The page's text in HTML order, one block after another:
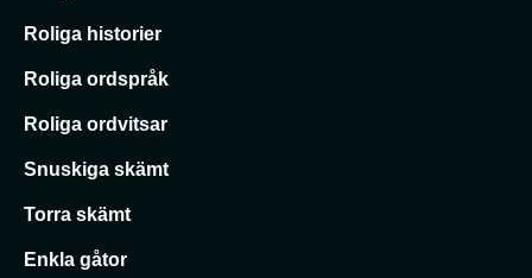
Roliga historier
Roliga ordspråk
Roliga ordvitsar
Snuskiga skämt
Torra skämt
Enkla gåtor